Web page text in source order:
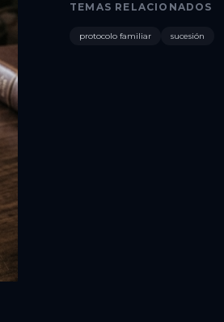
TEMAS RELACIONADOS
protocolo familiar sucesión